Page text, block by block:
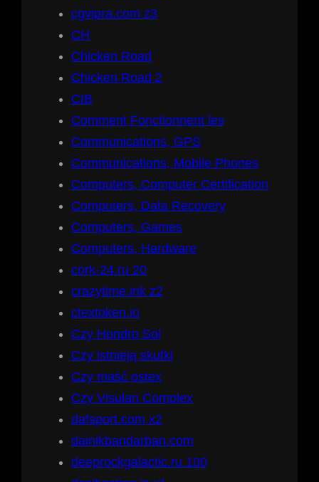
cgvipra.com z3
CH
Chicken Road
Chicken Road 2
CIB
Comment Fonctionnent les
Communications, GPS
Communications, Mobile Phones
Computers, Computer Certification
Computers, Data Recovery
Computers, Games
Computers, Hardware
cork-24.ru 20
crazytime.ink z2
ctextoken.io
Czy Hondro Sol
Czy istnieją skutki
Czy maść ostex
Czy Visulan Complex
dafsport.com x2
dainikbandarban.com
deeprockgalactic.ru 100